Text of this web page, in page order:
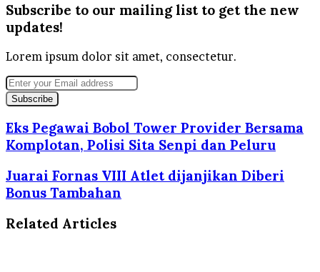
Subscribe to our mailing list to get the new
updates!
Lorem ipsum dolor sit amet, consectetur.
Enter
your
Email
address
Eks Pegawai Bobol Tower Provider Bersama
Komplotan, Polisi Sita Senpi dan Peluru
Juarai Fornas VIII Atlet dijanjikan Diberi
Bonus Tambahan
Related Articles